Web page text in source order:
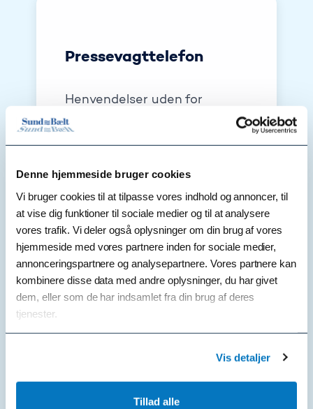
Denne hjemmeside bruger cookies
Vi bruger cookies til at tilpasse vores indhold og annoncer, til
at vise dig funktioner til sociale medier og til at analysere
vores trafik. Vi deler også oplysninger om din brug af vores
hjemmeside med vores partnere inden for sociale medier,
annonceringspartnere og analysepartnere. Vores partnere kan
kombinere disse data med andre oplysninger, du har givet
dem, eller som de har indsamlet fra din brug af deres
tjenester.
Vis detaljer
Tillad alle
Pressevagttelefon
Henvendelser uden for
normal kontortid, i
weekenden og på helligdage
kan ske ved at kontakte
+45 51 54 34 21
presse@sbf.dk